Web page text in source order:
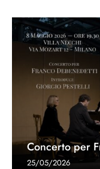
Concerto per
25/05/2026